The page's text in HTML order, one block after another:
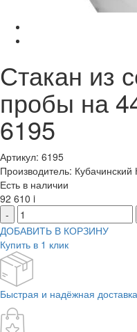
Стакан из
пробы на
6195
Артикул: 6195
Производитель:
Есть в наличии
92 610 i
-
ДОБАВИТЬ В КОРЗИНУ
Купить в 1 клик
Быстрая и надёжная